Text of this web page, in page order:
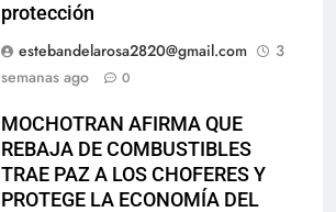
protección
estebandelarosa2820@gmail.com
3
semanas ago
0
MOCHOTRAN AFIRMA QUE
REBAJA DE COMBUSTIBLES
TRAE PAZ A LOS CHOFERES Y
PROTEGE LA ECONOMÍA DEL